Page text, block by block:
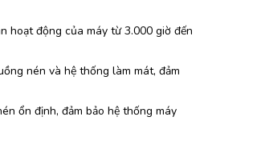
hoạt động của máy từ 3.000 giờ đến
nén và hệ thống làm mát, đảm
ổn định, đảm bảo hệ thống máy